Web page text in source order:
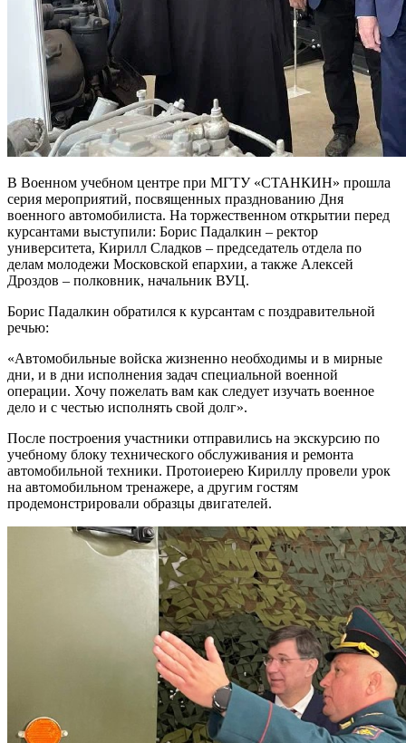
В Военном учебном центре при МГТУ «СТАНКИН» прошла
серия мероприятий, посвященных празднованию Дня
военного автомобилиста. На торжественном открытии перед
курсантами выступили: Борис Падалкин – ректор
университета, Кирилл Сладков – председатель отдела по
делам молодежи Московской епархии, а также Алексей
Дроздов – полковник, начальник ВУЦ.
Борис Падалкин обратился к курсантам с поздравительной
речью:
«Автомобильные войска жизненно необходимы и в мирные
дни, и в дни исполнения задач специальной военной
операции. Хочу пожелать вам как следует изучать военное
дело и с честью исполнять свой долг».
После построения участники отправились на экскурсию по
учебному блоку технического обслуживания и ремонта
автомобильной техники. Протоиерею Кириллу провели урок
на автомобильном тренажере, а другим гостям
продемонстрировали образцы двигателей.